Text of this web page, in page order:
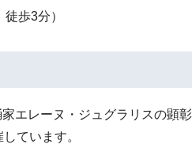
歩3分）
家エレーヌ・ジュグラリスの
ています。